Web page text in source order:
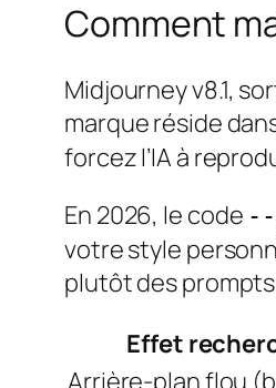
Comment
Midjourney v8.1,
marque réside
forcez l’IA à
En 2026, le code
votre style
plutôt des
Effet
Arrière-plan flou